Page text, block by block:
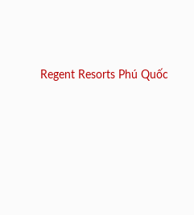
Regent Resorts Phú Quốc